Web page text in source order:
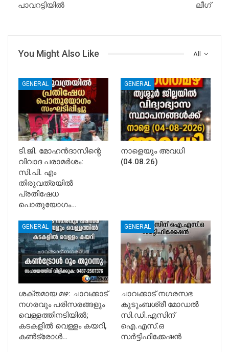
പാവറട്ടിയിൽ
ലീഗ്
All
You Might Also Like
GENERAL
ടി.ജി. മോഹൻദാസിന്റെ
വിവാദ പരാമർശം:
സി.പി. എം
തിരുവത്രയിൽ
പ്രതിഷേധ
പൊതുയോഗം…
GENERAL
നാളെയും അവധി
(04.08.26)
GENERAL
ശക്തമായ മഴ: ചാവക്കാട്
നഗരവും പരിസരങ്ങളും
വെള്ളത്തിനടിയിൽ;
കടകളിൽ വെള്ളം കയറി,
കൺട്രോൾ…
GENERAL
ചാവക്കാട് നഗരസഭ
കുടുംബശ്രീ മോഡൽ
സി.ഡി.എസിന്
ഐ.എസ്.ഒ
സർട്ടിഫിക്കേഷൻ